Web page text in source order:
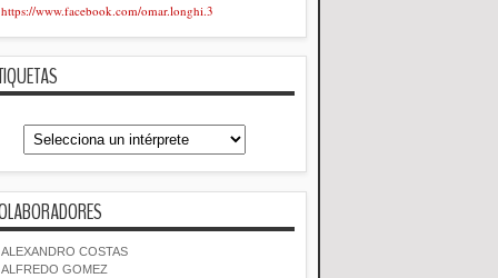
https://www.facebook.com/omar.longhi.3
ALEXANDRO COSTAS
ALFREDO GOMEZ